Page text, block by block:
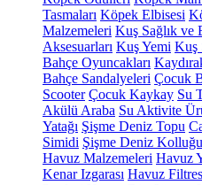
Tasmaları Köpek Elbisesi
Malzemeleri Kuş Sağlık ve
Aksesuarları Kuş Yemi Kuş
Bahçe Oyuncakları
Bahçe Sandalyeleri Çocuk
Scooter Çocuk Kaykay Su
Akülü Araba Su Aktivite
Yatağı Şişme Deniz Topu
Simidi Şişme Deniz Kolluğu
Havuz Malzemeleri Havuz
Kenar Izgarası Havuz